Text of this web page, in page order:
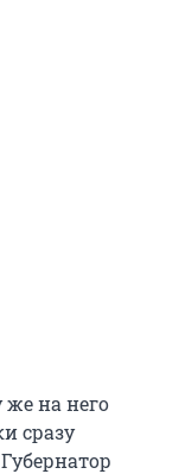
на него
сразу